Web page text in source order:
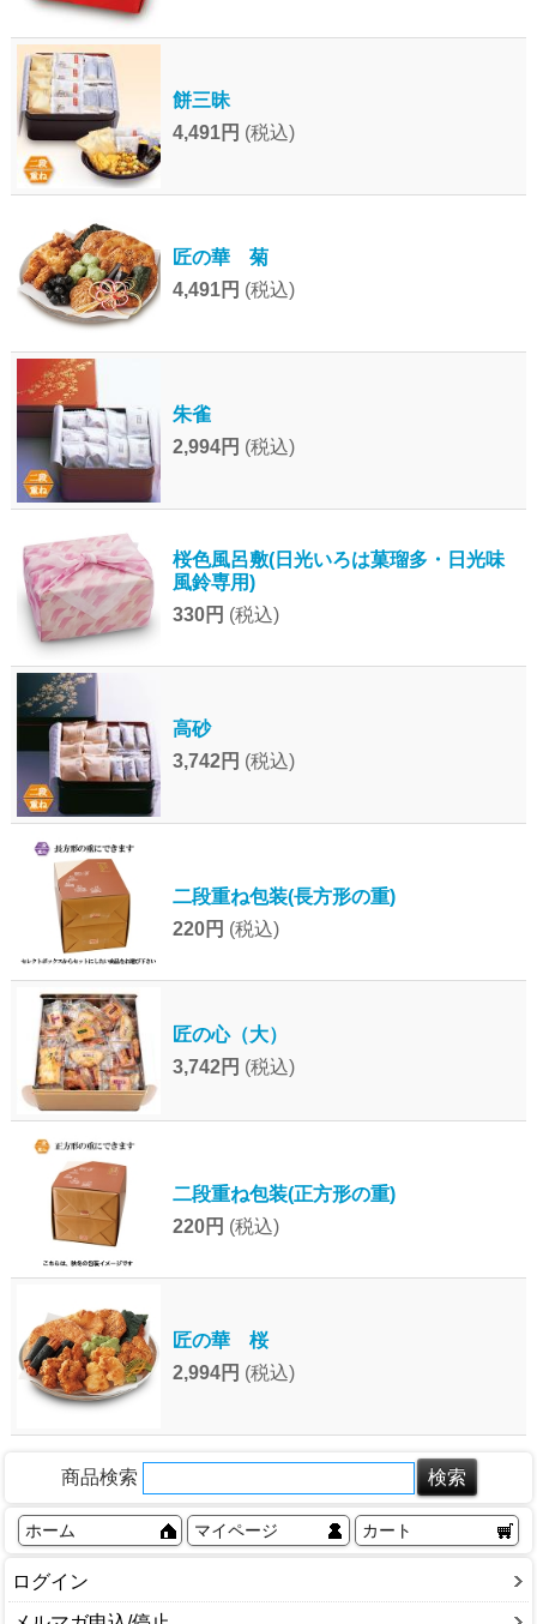
餅三昧
4,491円 (税込)
匠の華 菊
4,491円 (税込)
朱雀
2,994円 (税込)
桜色風呂敷(日光いろは菓瑠多・日光味
風鈴専用)
330円 (税込)
高砂
3,742円 (税込)
二段重ね包装(長方形の重)
220円 (税込)
匠の心（大）
3,742円 (税込)
二段重ね包装(正方形の重)
220円 (税込)
匠の華 桜
2,994円 (税込)
商品検索
ホーム マイページ カート
ログイン